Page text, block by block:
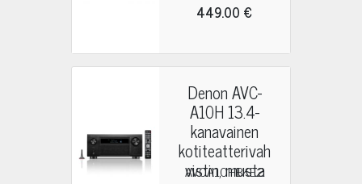
449.00 €
Denon AVC-
A10H 13.4-
kanavainen
kotiteatterivah
vistin, musta
AVCA10HBKE2